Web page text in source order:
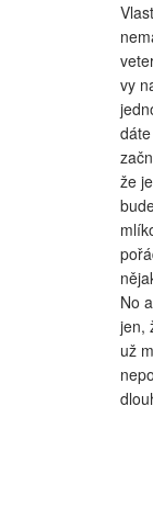
vy
že
No
jen,
už